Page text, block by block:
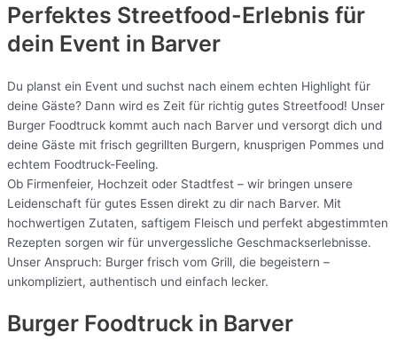
Perfektes Streetfood-Erlebnis für
dein Event in Barver
Du planst ein Event und suchst nach einem echten Highlight für
deine Gäste? Dann wird es Zeit für richtig gutes Streetfood! Unser
Burger Foodtruck kommt auch nach Barver und versorgt dich und
deine Gäste mit frisch gegrillten Burgern, knusprigen Pommes und
echtem Foodtruck-Feeling.
Ob Firmenfeier, Hochzeit oder Stadtfest – wir bringen unsere
Leidenschaft für gutes Essen direkt zu dir nach Barver. Mit
hochwertigen Zutaten, saftigem Fleisch und perfekt abgestimmten
Rezepten sorgen wir für unvergessliche Geschmackserlebnisse.
Unser Anspruch: Burger frisch vom Grill, die begeistern –
unkompliziert, authentisch und einfach lecker.
Burger Foodtruck in Barver